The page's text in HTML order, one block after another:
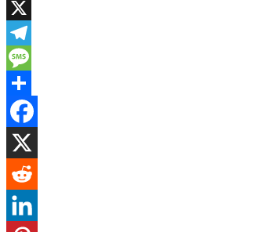
WhatsApp
X
Telegram
Message
Share